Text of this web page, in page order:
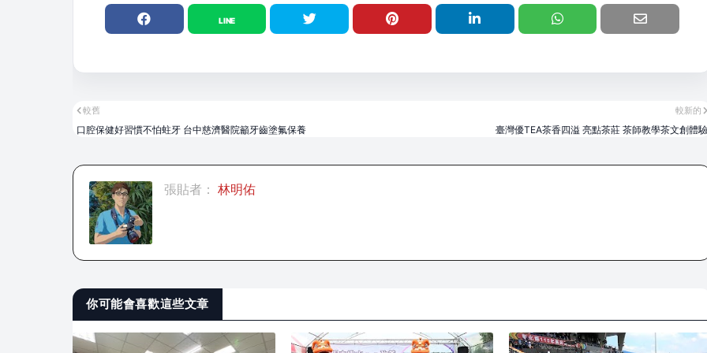
較新的
臺灣優TEA茶香四溢 亮點茶莊 茶師教學茶文創體驗
較舊
口腔保健好習慣不怕蛀牙 台中慈濟醫院籲牙齒塗氟保養
張貼者： 林明佑
你可能會喜歡這些文章